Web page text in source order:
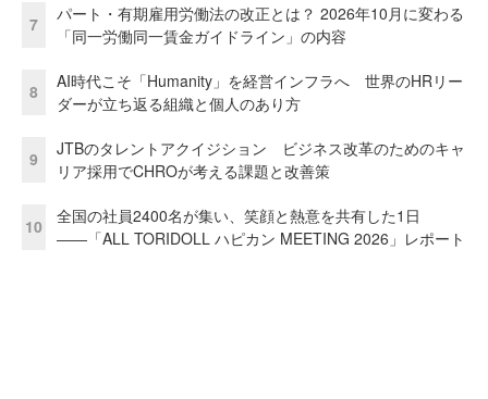
7
パート・有期雇用労働法の改正とは？ 2026年10月に変わる
「同一労働同一賃金ガイドライン」の内容
8
AI時代こそ「Humanity」を経営インフラへ 世界のHRリー
ダーが立ち返る組織と個人のあり方
9
JTBのタレントアクイジション ビジネス改革のためのキャ
リア採用でCHROが考える課題と改善策
10
全国の社員2400名が集い、笑顔と熱意を共有した1日
――「ALL TORIDOLL ハピカン MEETING 2026」レポート